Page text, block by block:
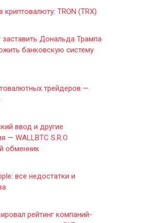
криптовалюту: TRON (TRX)
Дональда Трампа
банковскую систему
трейдеров —
ввод и другие
— WALLBTC S.R.O
обменник
все недостатки и
рейтинг компаний-